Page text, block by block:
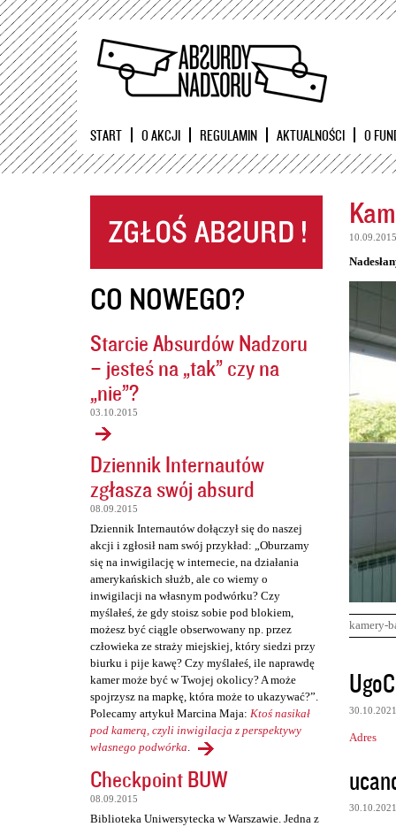
START O AKCJI REGULAMIN AKTUALNOŚCI O
CO NOWEGO?
Starcie Absurdów Nadzoru
– jesteś na „tak” czy na
„nie”?
03.10.2015
Dziennik Internautów
zgłasza swój absurd
08.09.2015
Dziennik Internautów dołączył się do naszej
akcji i zgłosił nam swój przykład: „Oburzamy
się na inwigilację w internecie, na działania
amerykańskich służb, ale co wiemy o
inwigilacji na własnym podwórku? Czy
myślałeś, że gdy stoisz sobie pod blokiem,
możesz być ciągle obserwowany np. przez
człowieka ze straży miejskiej, który siedzi przy
biurku i pije kawę? Czy myślałeś, ile naprawdę
kamer może być w Twojej okolicy? A może
spojrzysz na mapkę, która może to ukazywać?”.
Polecamy artykuł Marcina Maja: Ktoś nasikał
pod kamerą, czyli inwigilacja z perspektywy
własnego podwórka.
Checkpoint BUW
08.09.2015
Biblioteka Uniwersytecka w Warszawie. Jedna z
10.09.2015
kamery-
K
o
m
e
n
t
30.10.2021
Adres
30.10.2021